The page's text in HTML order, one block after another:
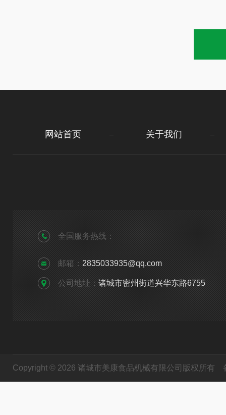
网站首页 关于我们
全国服务热线：
邮箱： 2835033935@qq.com
公司地址： 诸城市密州街道兴华东路6755
Copyright © 2026 诸城市美康食品机械有限公司版权所有